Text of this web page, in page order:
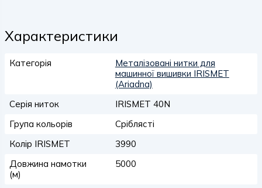
Характеристики
Категорія
Металізовані нитки для
машинної вишивки IRISMET
(Ariadna)
Серія ниток
IRISMET 40N
Група кольорів
Сріблясті
Колір IRISMET
3990
Довжина намотки
(м)
5000